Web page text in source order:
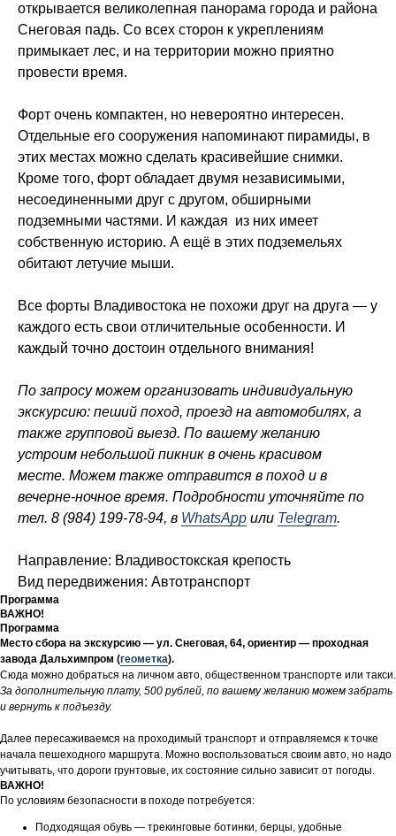
открывается великолепная панорама города и района
Снеговая падь. Со всех сторон к укреплениям
примыкает лес, и на территории можно приятно
провести время.
Форт очень компактен, но невероятно интересен.
Отдельные его сооружения напоминают пирамиды, в
этих местах можно сделать красивейшие снимки.
Кроме того, форт обладает двумя независимыми,
несоединенными друг с другом, обширными
подземными частями. И каждая из них имеет
собственную историю. А ещё в этих подземельях
обитают летучие мыши.
Все форты Владивостока не похожи друг на друга — у
каждого есть свои отличительные особенности. И
каждый точно достоин отдельного внимания!
По запросу можем организовать индивидуальную
экскурсию: пеший поход, проезд на автомобилях, а
также групповой выезд. По вашему желанию
устроим небольшой пикник в очень красивом
месте. Можем также отправится в поход и в
вечерне-ночное время. Подробности уточняйте по
тел. 8 (984) 199-78-94, в WhatsApp или Telegram.
Направление: Владивостокская крепость
Вид передвижения: Автотранспорт
Программа
ВАЖНО!
Программа
Место сбора на экскурсию — ул. Снеговая, 64, ориентир — проходная
завода Дальхимпром (геометка).
Сюда можно добраться на личном авто, общественном транспорте или такси.
За дополнительную плату, 500 рублей, по вашему желанию можем забрать
и вернуть к подъезду.
Далее пересаживаемся на проходимый транспорт и отправляемся к точке
начала пешеходного маршрута. Можно воспользоваться своим авто, но надо
учитывать, что дороги грунтовые, их состояние сильно зависит от погоды.
ВАЖНО!
По условиям безопасности в походе потребуется:
Подходящая обувь — трекинговые ботинки, берцы, удобные